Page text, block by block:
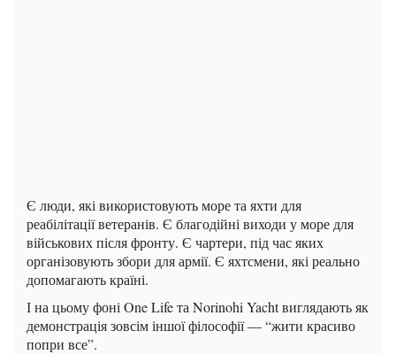
Є люди, які використовують море та яхти для
реабілітації ветеранів. Є благодійні виходи у море для
військових після фронту. Є чартери, під час яких
організовують збори для армії. Є яхтсмени, які реально
допомагають країні.
І на цьому фоні One Life та Norinohi Yacht виглядають як
демонстрація зовсім іншої філософії — “жити красиво
попри все”.